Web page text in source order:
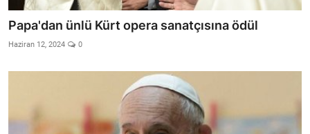
Papa'dan ünlü Kürt opera sanatçısına ödül
Haziran 12, 2024 0